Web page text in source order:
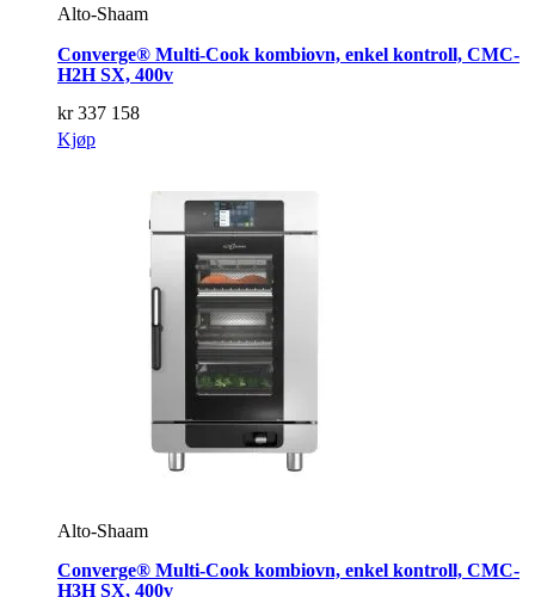
Alto-Shaam
Converge® Multi-Cook kombiovn, enkel kontroll, CMC-
H2H SX, 400v
kr337 158
Kjøp
Alto-Shaam
Converge® Multi-Cook kombiovn, enkel kontroll, CMC-
H3H SX, 400v